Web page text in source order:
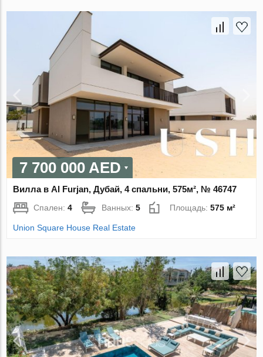
7 700 000 AED
Вилла в Al Furjan, Дубай, 4 спальни, 575м², № 46747
Спален:4 Ванных:5 Площадь:575 м²
Union Square House Real Estate